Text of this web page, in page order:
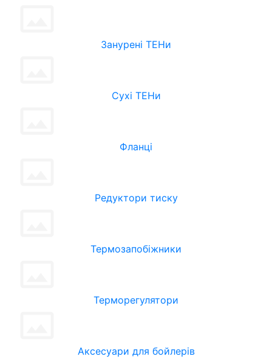
Занурені ТЕНи
Сухі ТЕНи
Фланці
Редуктори тиску
Термозапобіжники
Терморегулятори
Аксесуари для бойлерів